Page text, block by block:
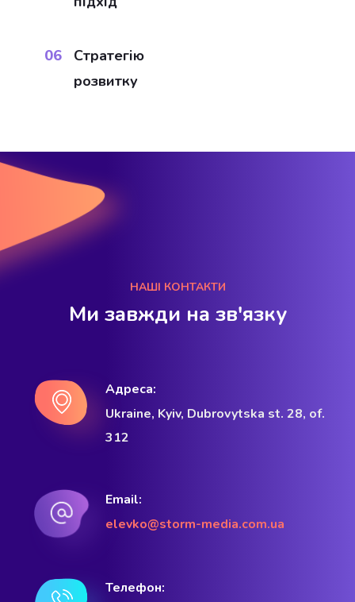
06
Стратегію
розвитку
НАШІ КОНТАКТИ
Ми завжди на зв'язку
Адреса:
Ukraine, Kyiv, Dubrovytska st. 28, of.
312
Email:
elevko@storm-media.com.ua
Телефон: